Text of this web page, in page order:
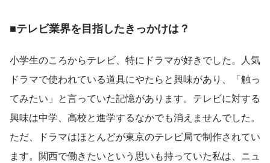
■テレビ業界を目指したきっかけは？
小学生のころからテレビ、特にドラマが好きでした。人気
ドラマで使われている道具にやたらと興味があり、「触っ
てみたい」と言っていた記憶があります。テレビに対する
興味は中学、高校と進学するなかでも消えませんでした。
ただ、ドラマはほとんどが東京のテレビ局で制作されてい
ます。関西で働きたいという思いも持っていた私は、ニュ